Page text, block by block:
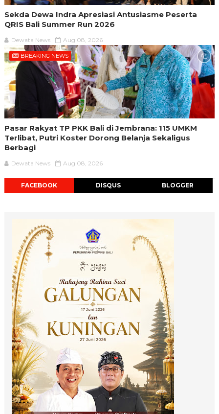
Sekda Dewa Indra Apresiasi Antusiasme Peserta
QRIS Bali Summer Run 2026
Dewata News Aug 08, 2026
BREAKING NEWS
Pasar Rakyat TP PKK Bali di Jembrana: 115 UMKM
Terlibat, Putri Koster Dorong Belanja Sekaligus
Berbagi
Dewata News Aug 08, 2026
FACEBOOK DISQUS BLOGGER